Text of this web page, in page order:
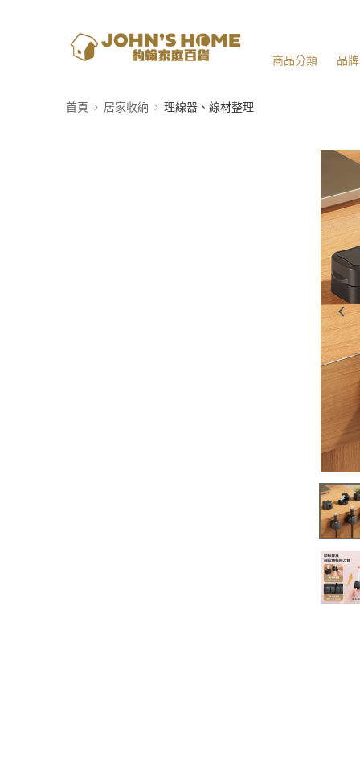
商品分類 品
首頁 居家收納 理線器、線材整理